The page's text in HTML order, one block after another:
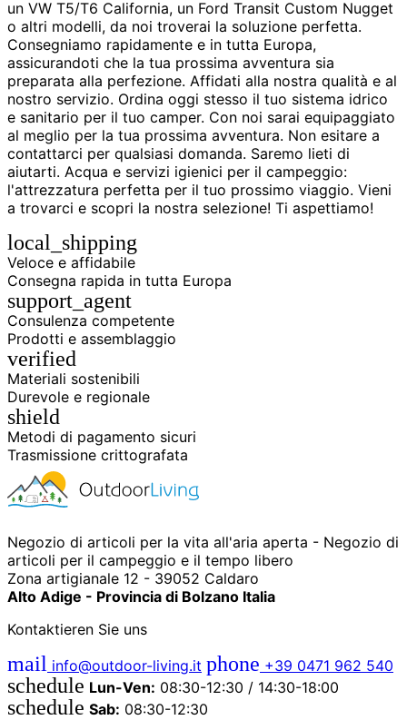
un VW T5/T6 California, un Ford Transit Custom Nugget
o altri modelli, da noi troverai la soluzione perfetta.
Consegniamo rapidamente e in tutta Europa,
assicurandoti che la tua prossima avventura sia
preparata alla perfezione. Affidati alla nostra qualità e al
nostro servizio. Ordina oggi stesso il tuo sistema idrico
e sanitario per il tuo camper. Con noi sarai equipaggiato
al meglio per la tua prossima avventura. Non esitare a
contattarci per qualsiasi domanda. Saremo lieti di
aiutarti. Acqua e servizi igienici per il campeggio:
l'attrezzatura perfetta per il tuo prossimo viaggio. Vieni
a trovarci e scopri la nostra selezione! Ti aspettiamo!
local_shipping
Veloce e affidabile
Consegna rapida in tutta Europa
support_agent
Consulenza competente
Prodotti e assemblaggio
verified
Materiali sostenibili
Durevole e regionale
shield
Metodi di pagamento sicuri
Trasmissione crittografata
Negozio di articoli per la vita all'aria aperta - Negozio di
articoli per il campeggio e il tempo libero
Zona artigianale 12 - 39052 Caldaro
Alto Adige - Provincia di Bolzano Italia
Kontaktieren Sie uns
mail info@outdoor-living.it phone +39 0471 962 540
schedule Lun-Ven: 08:30-12:30 / 14:30-18:00
schedule Sab: 08:30-12:30